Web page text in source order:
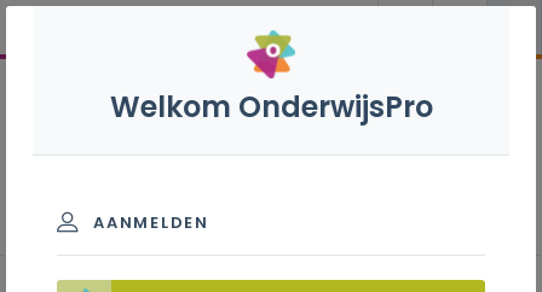
Welkom OnderwijsPro
AANMELDEN